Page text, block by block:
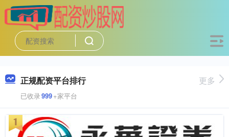
正规配资平台排行
已收录999+家平台
更多